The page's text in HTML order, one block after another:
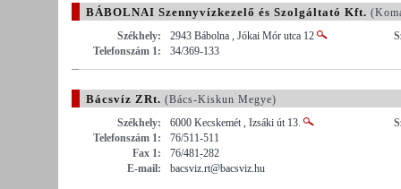
BÁBOLNAI Szennyvízkezelő és Szolgáltató Kft.
Székhely:
2943 Bábolna , Jókai Mór utca 12
Telefonszám 1:
34/369-133
Bácsvíz ZRt. (Bács-Kiskun Megye)
Székhely:
6000 Kecskemét , Izsáki út 13.
Telefonszám 1:
76/511-511
Fax 1:
76/481-282
E-mail:
bacsviz.rt@bacsviz.hu